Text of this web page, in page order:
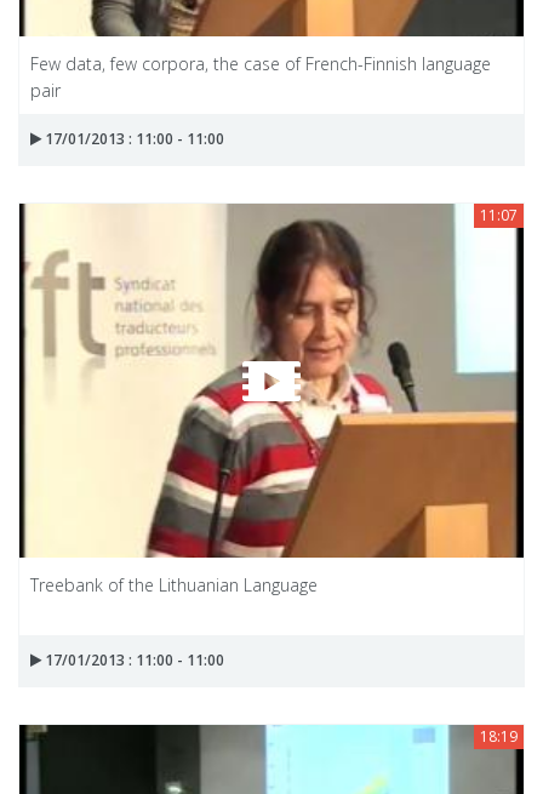
Few data, few corpora, the case of French-Finnish language
pair
17/01/2013 : 11:00 - 11:00
11:07
Treebank of the Lithuanian Language
17/01/2013 : 11:00 - 11:00
18:19